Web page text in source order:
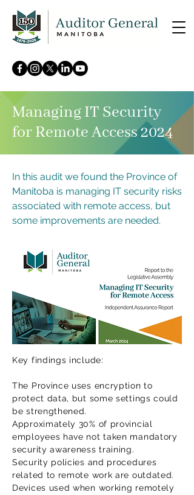
Managing IT Security
for Remote Access 2024
In this audit we found the Province of
Manitoba is managing IT security risks
associated with remote access, but
some improvements are needed.
Key findings include:
The Province uses encryption to
protect data, but some settings could
be strengthened.
Approximately 30% of provincial
employees have not taken mandatory
security awareness training.
Security policies and procedures
related to remote work are outdated.
Devices used when working remotely